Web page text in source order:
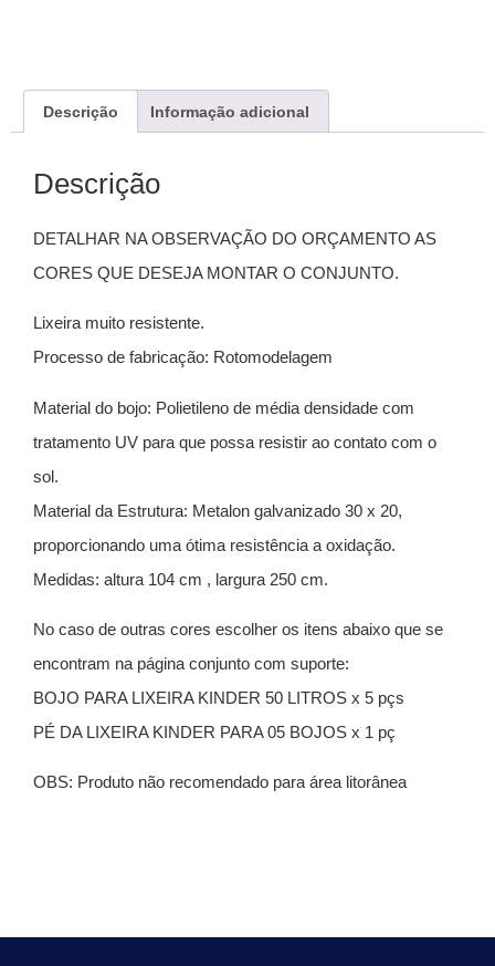
Descrição Informação adicional
Descrição
DETALHAR NA OBSERVAÇÃO DO ORÇAMENTO AS
CORES QUE DESEJA MONTAR O CONJUNTO.
Lixeira muito resistente.
Processo de fabricação: Rotomodelagem
Material do bojo: Polietileno de média densidade com
tratamento UV para que possa resistir ao contato com o
sol.
Material da Estrutura: Metalon galvanizado 30 x 20,
proporcionando uma ótima resistência a oxidação.
Medidas: altura 104 cm , largura 250 cm.
No caso de outras cores escolher os itens abaixo que se
encontram na página conjunto com suporte:
BOJO PARA LIXEIRA KINDER 50 LITROS x 5 pçs
PÉ DA LIXEIRA KINDER PARA 05 BOJOS x 1 pç
OBS: Produto não recomendado para área litorânea